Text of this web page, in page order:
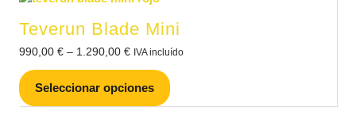
Teverun Blade Mini
990,00 € – 1.290,00 € IVA incluído
Seleccionar opciones